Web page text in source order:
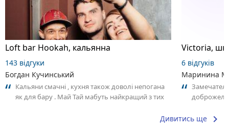
Loft bar Hookah, кальянна
143 відгуки
Богдан Кучинський
Кальяни смачні , кухня також доволі непогана
як для бару . Май Тай мабуть найкращий з тих
6 відгуків
Маринина
Дивитись ще keyboard_arrow_right